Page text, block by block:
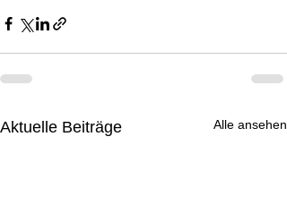
Aktuelle Beiträge Alle ansehen